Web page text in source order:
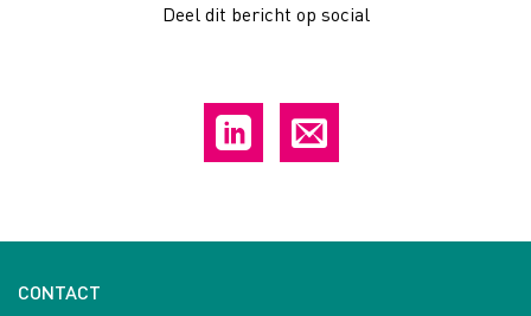
Deel dit bericht op social
CONTACT